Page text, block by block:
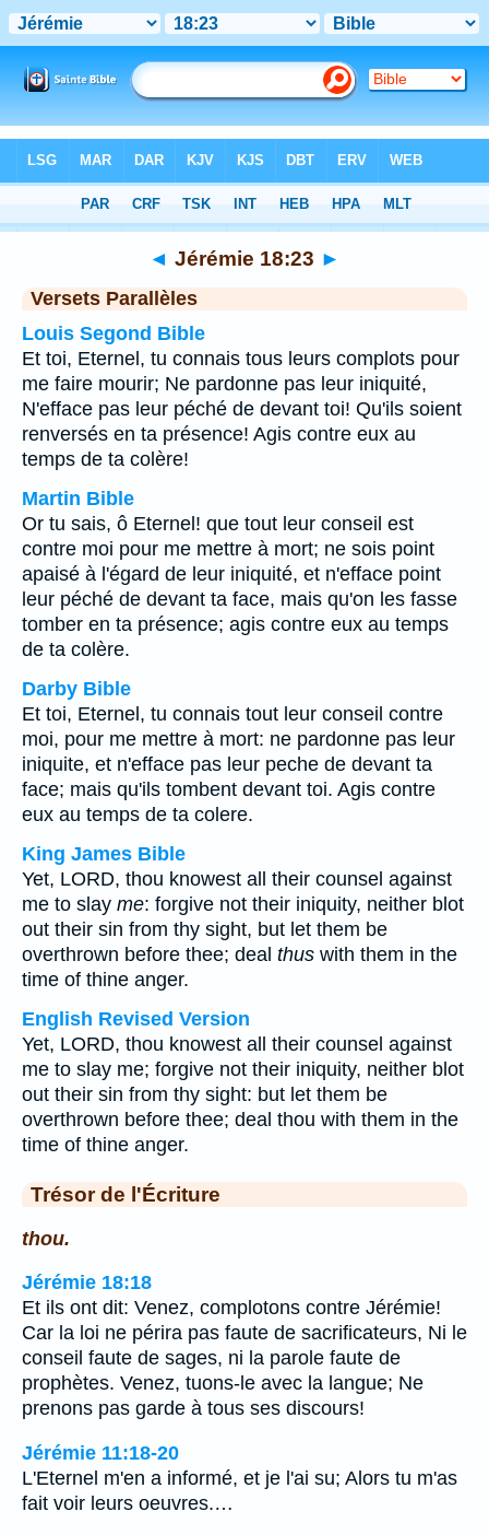
Chapitre 18 > Verset 23
◄ Jérémie 18:23 ►
Versets Parallèles
Louis Segond Bible
Et toi, Eternel, tu connais tous leurs complots pour
me faire mourir; Ne pardonne pas leur iniquité,
N'efface pas leur péché de devant toi! Qu'ils soient
renversés en ta présence! Agis contre eux au
temps de ta colère!
Martin Bible
Or tu sais, ô Eternel! que tout leur conseil est
contre moi pour me mettre à mort; ne sois point
apaisé à l'égard de leur iniquité, et n'efface point
leur péché de devant ta face, mais qu'on les fasse
tomber en ta présence; agis contre eux au temps
de ta colère.
Darby Bible
Et toi, Eternel, tu connais tout leur conseil contre
moi, pour me mettre à mort: ne pardonne pas leur
iniquite, et n'efface pas leur peche de devant ta
face; mais qu'ils tombent devant toi. Agis contre
eux au temps de ta colere.
King James Bible
Yet, LORD, thou knowest all their counsel against
me to slay me: forgive not their iniquity, neither blot
out their sin from thy sight, but let them be
overthrown before thee; deal thus with them in the
time of thine anger.
English Revised Version
Yet, LORD, thou knowest all their counsel against
me to slay me; forgive not their iniquity, neither blot
out their sin from thy sight: but let them be
overthrown before thee; deal thou with them in the
time of thine anger.
Trésor de l'Écriture
thou.
Jérémie 18:18
Et ils ont dit: Venez, complotons contre Jérémie!
Car la loi ne périra pas faute de sacrificateurs, Ni le
conseil faute de sages, ni la parole faute de
prophètes. Venez, tuons-le avec la langue; Ne
prenons pas garde à tous ses discours!
Jérémie 11:18-20
L'Eternel m'en a informé, et je l'ai su; Alors tu m'as
fait voir leurs oeuvres.…